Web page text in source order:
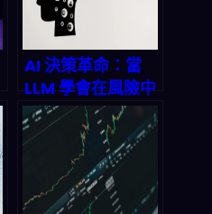
AI 決策革命：當
LLM 學會在風險中
「 selective
silence」，
Appier 如何用技
能分解重寫营销规
则？